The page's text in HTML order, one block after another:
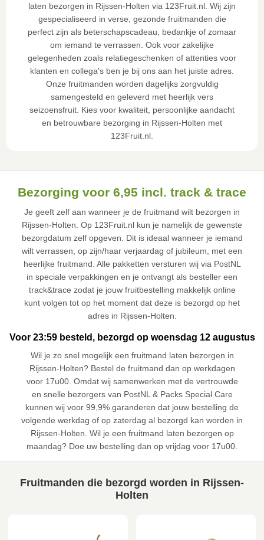
laten bezorgen in Rijssen-Holten via 123Fruit.nl. Wij zijn
gespecialiseerd in verse, gezonde fruitmanden die
perfect zijn als beterschapscadeau, bedankje of zomaar
om iemand te verrassen. Ook voor zakelijke
gelegenheden zoals relatiegeschenken of attenties voor
klanten en collega's ben je bij ons aan het juiste adres.
Onze fruitmanden worden dagelijks zorgvuldig
samengesteld en geleverd met heerlijk vers
seizoensfruit. Kies voor kwaliteit, persoonlijke aandacht
en betrouwbare bezorging in Rijssen-Holten met
123Fruit.nl.
Bezorging voor 6,95 incl. track & trace
Je geeft zelf aan wanneer je de fruitmand wilt bezorgen in
Rijssen-Holten. Op 123Fruit.nl kun je namelijk de gewenste
bezorgdatum zelf opgeven. Dit is ideaal wanneer je iemand
wilt verrassen, op zijn/haar verjaardag of jubileum, met een
heerlijke fruitmand. Alle pakketten versturen wij via PostNL
in speciale verpakkingen en je ontvangt als besteller een
track&trace zodat je jouw fruitbestelling makkelijk online
kunt volgen tot op het moment dat deze is bezorgd op het
adres in Rijssen-Holten.
Voor 23:59 besteld, bezorgd op woensdag 12 augustus
Wil je zo snel mogelijk een fruitmand laten bezorgen in
Rijssen-Holten? Bestel de fruitmand dan op werkdagen
voor 17u00. Omdat wij samenwerken met de vertrouwde
en snelle bezorgers van PostNL & Packs Special Care
kunnen wij voor 99,9% garanderen dat jouw bestelling de
volgende werkdag of op zaterdag al bezorgd kan worden in
Rijssen-Holten. Wil je een fruitmand laten bezorgen op
maandag? Doe uw bestelling dan op vrijdag voor 17u00.
Fruitmanden die bezorgd worden in Rijssen-
Holten